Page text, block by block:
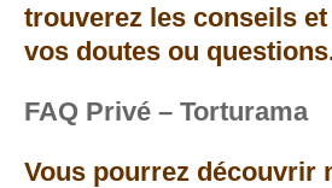
trouverez les conseils
vos doutes ou
FAQ Privé – Torturama
Vous pourrez découvrir